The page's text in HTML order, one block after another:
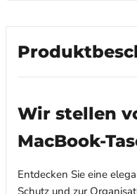
Wir stellen
MacBook-
Entdecken Sie eine
Schutz und zur